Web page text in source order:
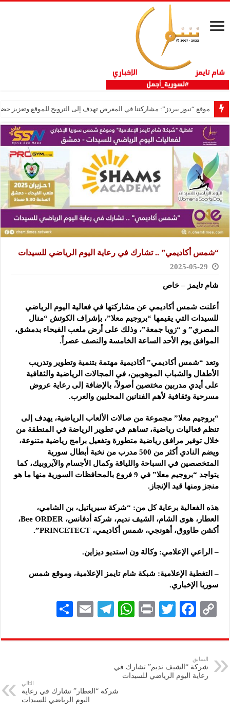
موقع “نيوز بيردز”: مشاركتنا في المعرض تهدف إلى الترويج للموقع وتعزيز
“شمس أكاديمي” .. تشارك في رعاية اليوم الرياضي للسيدات
2025-05-29
شام تايمز – خاص
أعلنت شمس أكاديمي عن مشاركتها في فعالية اليوم الرياضي
للسيدات التي يقيمها “بروجيم معلا”، بإشراف الكوتش “منال
المصري” و “زويا جمعة”، وذلك على أرض ملعب الفيحاء بدمشق،
الموافق يوم الأحد الساعة الخامسة والنصف عصراً.
وتعد “شمس أكاديمي” أكاديمية مهتمة بتنمية وتطوير وتدريب
الأطفال والشباب الموهوبين، في المجالات الرياضية والثقافية
على أيدي مدربين مختصين أصولاً، بالإضافة إلى رعاية عروض
مسرحية وثقافية لأهم الفنانين المحليين والعرب.
“بروجيم معلا” مجموعة من صالات الألعاب الرياضية، يهدف إلى
تنظم فعاليات رياضية، تساهم في تطوير الرياضة في المنطقة من
خلال توفير مرافق رياضية متطورة وتفعيل برامج رياضية متنوعة،
ويضم النادي أكثر من 500 مدرب من نخبة أبطال سورية
المتخصصين في السباحة واللياقة وكمال الأجسام والآيروبيك، كما
يتواجد “بروجيم معلا” في 9 فروع بالمحافظات السورية منها ما هو
منجز ومنها قيد الإنجاز.
هذه الفعالية برعاية كل من: “شركة سيرياتيل، بن الشامي،
العطار، هوى الشام، الشيف نديم، شركة أدفانس، Bee ORDER،
أكشن طاووق، أهونجي، شمس أكاديمي، PRINCETECT”.
– الراعي الإعلامي: وكالة ون استديو ديزاين.
– التغطية الإعلامية: شبكة شام تايمز الإعلامية، وموقع شمس
سوريا الإخباري.
C
p
y
Li
F
eb
k
T
tt
P
nt
W
at
A
p
Te
gr
E
ai
ar
السابق
شركة “الشيف نديم” تشارك في
رعاية اليوم الرياضي للسيدات
التالي
شركة “العطار” تشارك في رعاية
اليوم الرياضي للسيدات